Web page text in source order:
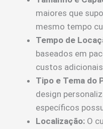
maiores que
mesmo tempo
Tempo de
baseados em
custos
Tipo e Tema do
design
específicos
Localização: O